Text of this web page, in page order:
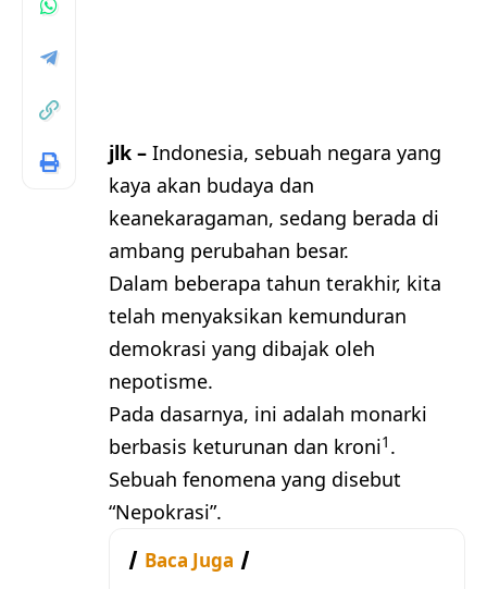
jlk – Indonesia, sebuah negara yang
kaya akan budaya dan
keanekaragaman, sedang berada di
ambang perubahan besar.
Dalam beberapa tahun terakhir, kita
telah menyaksikan kemunduran
demokrasi yang dibajak oleh
nepotisme.
Pada dasarnya, ini adalah monarki
berbasis keturunan dan kroni1 .
Sebuah fenomena yang disebut
“Nepokrasi”.
Baca Juga